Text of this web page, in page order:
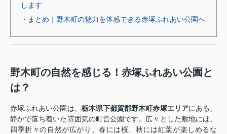
します
・まとめ｜野木町の魅力を体感できる赤塚ふれあい公園へ
野木町の自然を感じる！赤塚ふれあい公園と
は？
赤塚ふれあい公園は、 栃木県下都賀郡野木町赤塚エリアにある、
静かで落ち着いた雰囲気の町営公園です。広々とした敷地には、
四季折々の自然が広がり、春には桜、秋には紅葉が楽しめるな